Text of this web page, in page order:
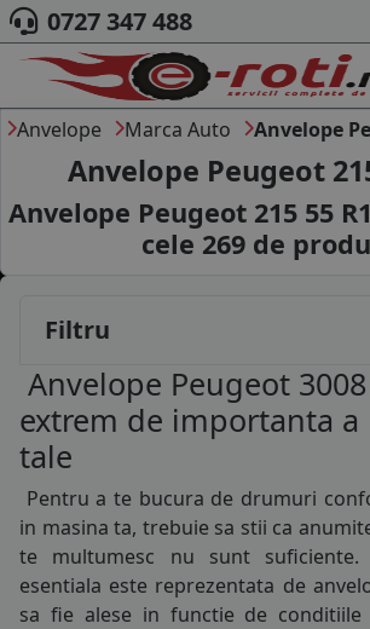
ACASA
DESPRE NOI
ANVELOPE
AUTO
CAMION
MOTO
MARCA AUTO
BLOG
CONT
CONTACT
COS (0 PRODUSE
0727 347 488
Anvelope Marca Auto Anvelope
Anvelope Peugeot
Anvelope Peugeot 215 55
cele 269 de
Filtru
Anvelope Peugeot
extrem de importanta a
tale
Pentru a te bucura de drumuri
in masina ta, trebuie sa stii ca
te multumesc nu sunt suficiente.
esentiala este reprezentata de
sa fie alese in functie de conditiile
155/70R13
165/65R13
165/70R13
175/70R13
155/65R14
175/60R14
175/65R14
175/70R14
185/55R14
185/60R14